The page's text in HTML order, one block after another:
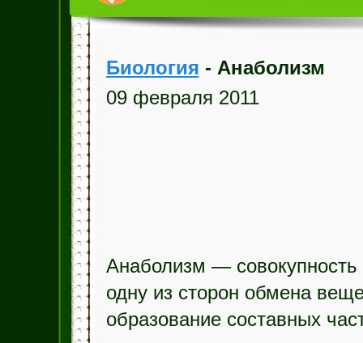
Биология - Анаболизм
09 февраля 2011
Анаболизм —
одну из сторон обмена
образование составных